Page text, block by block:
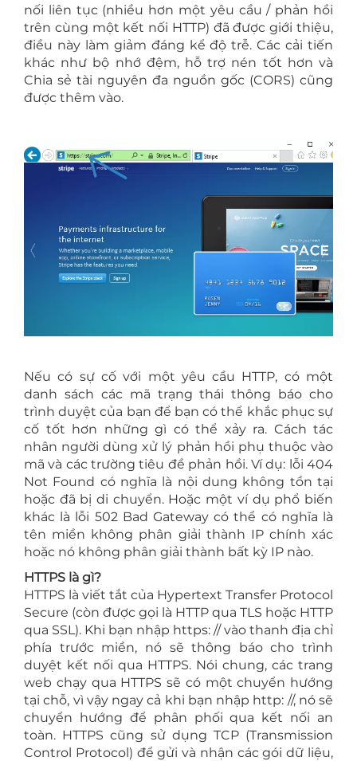
nối liên tục (nhiều hơn một yêu cầu / phản hồi
trên cùng một kết nối HTTP) đã được giới thiệu,
điều này làm giảm đáng kể độ trễ. Các cải tiến
khác như bộ nhớ đệm, hỗ trợ nén tốt hơn và
Chia sẻ tài nguyên đa nguồn gốc (CORS) cũng
được thêm vào.
Nếu có sự cố với một yêu cầu HTTP, có một
danh sách các mã trạng thái thông báo cho
trình duyệt của bạn để bạn có thể khắc phục sự
cố tốt hơn những gì có thể xảy ra. Cách tác
nhân người dùng xử lý phản hồi phụ thuộc vào
mã và các trường tiêu đề phản hồi. Ví dụ: lỗi 404
Not Found có nghĩa là nội dung không tồn tại
hoặc đã bị di chuyển. Hoặc một ví dụ phổ biến
khác là lỗi 502 Bad Gateway có thể có nghĩa là
tên miền không phân giải thành IP chính xác
hoặc nó không phân giải thành bất kỳ IP nào.
HTTPS là gì?
HTTPS là viết tắt của Hypertext Transfer Protocol
Secure (còn được gọi là HTTP qua TLS hoặc HTTP
qua SSL). Khi bạn nhập https: // vào thanh địa chỉ
phía trước miền, nó sẽ thông báo cho trình
duyệt kết nối qua HTTPS. Nói chung, các trang
web chạy qua HTTPS sẽ có một chuyển hướng
tại chỗ, vì vậy ngay cả khi bạn nhập http: //, nó sẽ
chuyển hướng để phân phối qua kết nối an
toàn. HTTPS cũng sử dụng TCP (Transmission
Control Protocol) để gửi và nhận các gói dữ liệu,